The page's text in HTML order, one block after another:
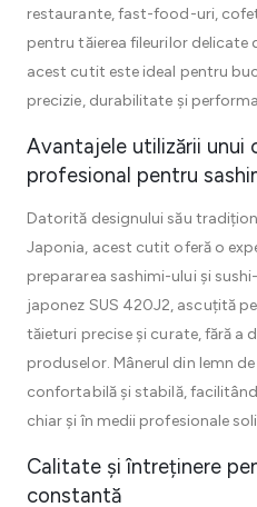
restaurante, fast-food-uri,
pentru tăierea fileurilor delicate
acest cutit este ideal pentru
precizie, durabilitate și
Avantajele utilizării unui
profesional pentru
Datorită designului său
Japonia, acest cutit oferă o
prepararea sashimi-ului și
japonez SUS 420J2, ascuțită
tăieturi precise și curate, fără a
produselor. Mânerul din lemn
confortabilă și stabilă,
chiar și în medii profesionale
Calitate și întreținere
constantă